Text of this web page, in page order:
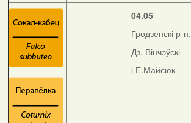
04.05
Гродзенскі р-н,
Дз. Вінчэўскі
і Е.Майсюк